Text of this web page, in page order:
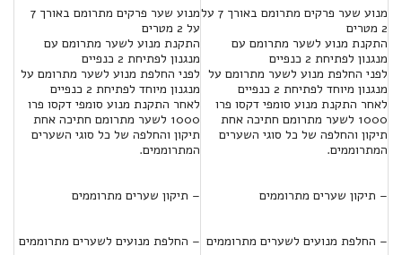
מנוע שער פרקים מתרומם באורך 7 על
2 מטרים
התקנת מנוע לשער מתרומם עם
מנגנון לפתיחת 2 כנפיים
לפני החלפת מנוע לשער מתרומם על
מנגנון מיוחד לפתיחת 2 כנפיים
לאחר התקנת מנוע סומפי דקסו פרו
1000 לשער מתרומם חתיכה אחת
תיקון והחלפה של כל סוגי השערים
המתרוממים.
– תיקון שערים מתרוממים
– החלפת מנועים לשערים מתרוממים
מנוע שער פרקים מתרומם באורך 7
על 2 מטרים
התקנת מנוע לשער מתרומם עם
מנגנון לפתיחת 2 כנפיים
לפני החלפת מנוע לשער מתרומם על
מנגנון מיוחד לפתיחת 2 כנפיים
לאחר התקנת מנוע סומפי דקסו פרו
1000 לשער מתרומם חתיכה אחת
תיקון והחלפה של כל סוגי השערים
המתרוממים.
– תיקון שערים מתרוממים
– החלפת מנועים לשערים מתרוממים